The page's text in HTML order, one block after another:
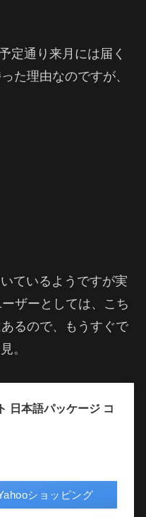
定通り来月には届く
た理由なのですが、
ているようですが実
ザーとしては、こち
るので、もうすぐで
。
日本語パッケージ コ
ショッピング